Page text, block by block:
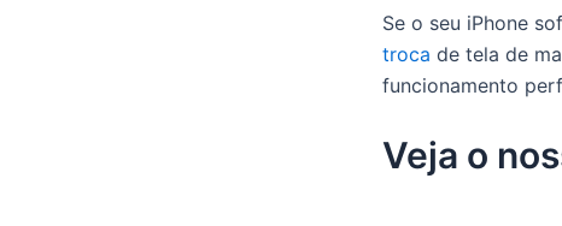
Se o seu iPhone
troca de tela de
funcionamento
Veja o